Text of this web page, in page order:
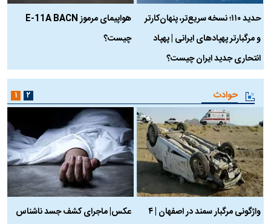
حدید ۱۱۰؛ نسخه سریع‌تر، پنهان‌کارتر
و مرگبارتر پهپادهای ایرانی | پهپاد
انتحاری جدید ایران چیست؟
هواپیمای مرموز E-11A BACN
چیست؟
حوادث
واژگونی مرگبار سمند در اصفهان | ۴
عکس| ماجرای کشف جسد ناشناس
۱ ۲